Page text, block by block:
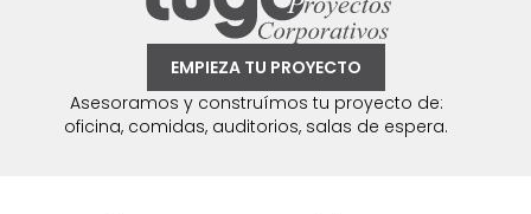
EMPIEZA TU PROYECTO
Asesoramos y construímos tu proyecto de:
oficina, comidas, auditorios, salas de espera.